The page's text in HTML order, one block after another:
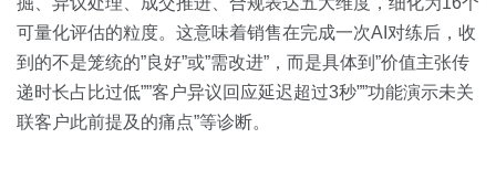
可量化评估的粒度。这意味着销售在完成一次AI对练后，收
到的不是笼统的”良好”或”需改进”，而是具体到”价值主张传
递时长占比过低””客户异议回应延迟超过3秒””功能演示未关
联客户此前提及的痛点”等诊断。